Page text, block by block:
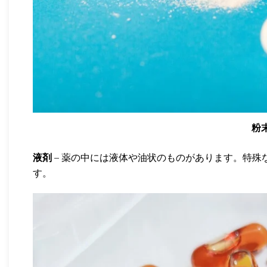
粉
液剤 – 薬の中には液体や油状のものがあります。特
す。